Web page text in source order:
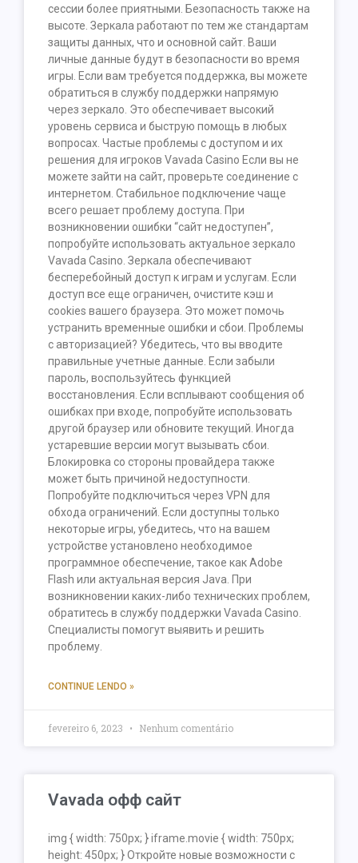
сессии более приятными. Безопасность также на
высоте. Зеркала работают по тем же стандартам
защиты данных, что и основной сайт. Ваши
личные данные будут в безопасности во время
игры. Если вам требуется поддержка, вы можете
обратиться в службу поддержки напрямую
через зеркало. Это обеспечивает высокий
уровень сервиса и быструю помощь в любых
вопросах. Частые проблемы с доступом и их
решения для игроков Vavada Casino Если вы не
можете зайти на сайт, проверьте соединение с
интернетом. Стабильное подключение чаще
всего решает проблему доступа. При
возникновении ошибки “сайт недоступен”,
попробуйте использовать актуальное зеркало
Vavada Casino. Зеркала обеспечивают
бесперебойный доступ к играм и услугам. Если
доступ все еще ограничен, очистите кэш и
cookies вашего браузера. Это может помочь
устранить временные ошибки и сбои. Проблемы
с авторизацией? Убедитесь, что вы вводите
правильные учетные данные. Если забыли
пароль, воспользуйтесь функцией
восстановления. Если всплывают сообщения об
ошибках при входе, попробуйте использовать
другой браузер или обновите текущий. Иногда
устаревшие версии могут вызывать сбои.
Блокировка со стороны провайдера также
может быть причиной недоступности.
Попробуйте подключиться через VPN для
обхода ограничений. Если доступны только
некоторые игры, убедитесь, что на вашем
устройстве установлено необходимое
программное обеспечение, такое как Adobe
Flash или актуальная версия Java. При
возникновении каких-либо технических проблем,
обратитесь в службу поддержки Vavada Casino.
Специалисты помогут выявить и решить
проблему.
CONTINUE LENDO »
fevereiro 6, 2023 Nenhum comentário
Vavada офф сайт
img { width: 750px; } iframe.movie { width: 750px;
height: 450px; } Откройте новые возможности с